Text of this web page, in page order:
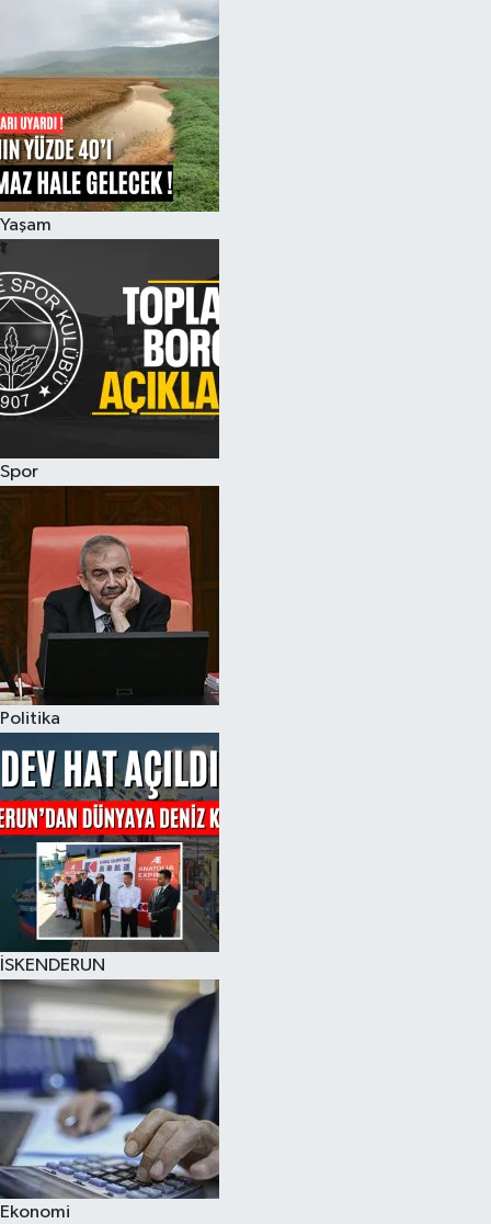
Yaşam
Spor
Politika
İSKENDERUN
Ekonomi